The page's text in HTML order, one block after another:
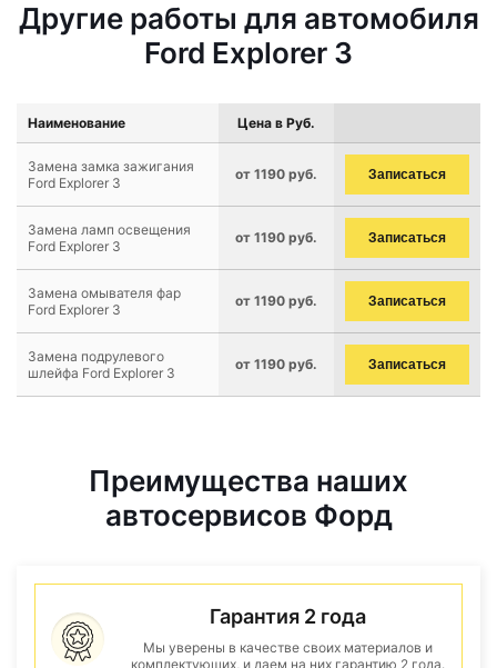
Другие работы для автомобиля
Ford Explorer 3
Наименование Цена в Руб.
Замена замка зажигания
Ford Explorer 3
от 1190 руб. Записаться
Замена ламп освещения
Ford Explorer 3
от 1190 руб. Записаться
Замена омывателя фар
Ford Explorer 3
от 1190 руб. Записаться
Замена подрулевого
шлейфа Ford Explorer 3
от 1190 руб. Записаться
Преимущества наших
автосервисов Форд
Гарантия 2 года
Мы уверены в качестве своих материалов и
комплектующих, и даем на них гарантию 2 года.